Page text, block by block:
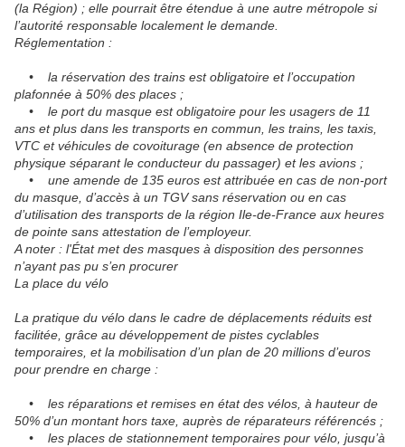
(la Région) ; elle pourrait être étendue à une autre métropole si
l’autorité responsable localement le demande.
Réglementation :
• la réservation des trains est obligatoire et l’occupation
plafonnée à 50% des places ;
• le port du masque est obligatoire pour les usagers de 11
ans et plus dans les transports en commun, les trains, les taxis,
VTC et véhicules de covoiturage (en absence de protection
physique séparant le conducteur du passager) et les avions ;
• une amende de 135 euros est attribuée en cas de non-port
du masque, d’accès à un TGV sans réservation ou en cas
d’utilisation des transports de la région Ile-de-France aux heures
de pointe sans attestation de l’employeur.
A noter : l'État met des masques à disposition des personnes
n’ayant pas pu s’en procurer
La place du vélo
La pratique du vélo dans le cadre de déplacements réduits est
facilitée, grâce au développement de pistes cyclables
temporaires, et la mobilisation d’un plan de 20 millions d’euros
pour prendre en charge :
• les réparations et remises en état des vélos, à hauteur de
50% d’un montant hors taxe, auprès de réparateurs référencés ;
• les places de stationnement temporaires pour vélo, jusqu’à